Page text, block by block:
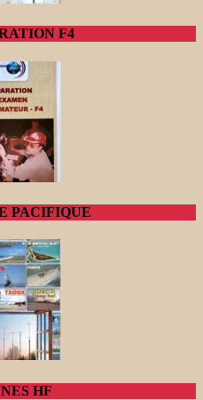
F4
PACIFIQUE
HF